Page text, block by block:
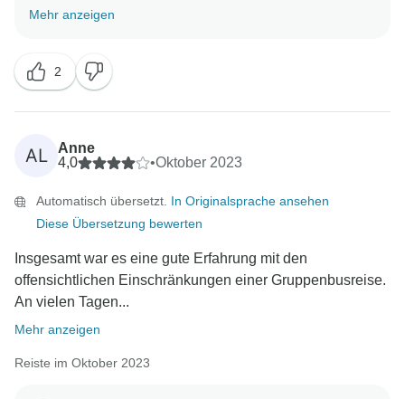
Erfahrung mit unserer Tour zu geben. Wir freuen uns
Überzeugung, dass diese Reiseleiter und Fahrer das
Herzstück einer jeden Tour sind, da sie die Fähigkeit
besitzen, unseren Reisenden unvergessliche
Mehr anzeigen
2
AL
Anne
4,0
•Oktober 2023
Automatisch übersetzt. In Originalsprache ansehen
Diese Übersetzung bewerten
Insgesamt war es eine gute Erfahrung mit den
offensichtlichen Einschränkungen einer Gruppenbusreise.
An vielen Tagen...
Mehr anzeigen
Reiste im Oktober 2023